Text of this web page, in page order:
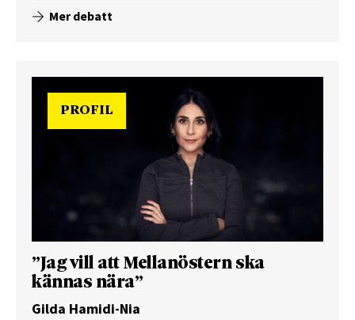
Mer debatt
PROFIL
”Jag vill att Mellanöstern ska
kännas nära”
Gilda Hamidi-Nia